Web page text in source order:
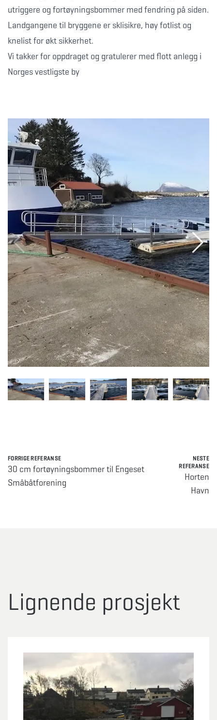
utriggere og fortøyningsbommer med fendring på siden.
Landgangene til bryggene er sklisikre, høy fotlist og
knelist for økt sikkerhet.
Vi takker for oppdraget og gratulerer med flott anlegg i
Norges vestligste by
FORRIGE REFERANSE
30 cm fortøyningsbommer til Engeset
Småbåtforening
NESTE
REFERANSE
Horten
Havn
Lignende prosjekt